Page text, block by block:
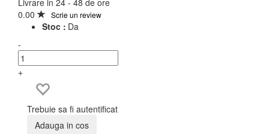
0.00
Scrie un review
Stoc : Da
-
+
Trebuie sa fi autentificat
Adauga in cos